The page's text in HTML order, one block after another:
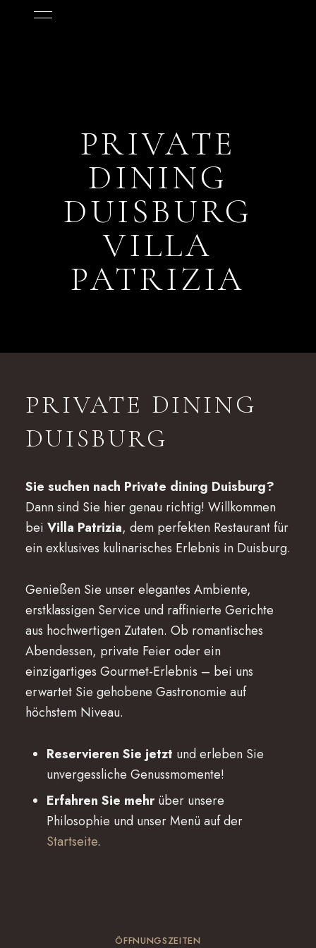
PRIVATE
DINING
DUISBURG
VILLA
PATRIZIA
PRIVATE DINING
DUISBURG
Sie suchen nach Private dining Duisburg?
Dann sind Sie hier genau richtig! Willkommen
bei Villa Patrizia, dem perfekten Restaurant für
ein exklusives kulinarisches Erlebnis in Duisburg.
Genießen Sie unser elegantes Ambiente,
erstklassigen Service und raffinierte Gerichte
aus hochwertigen Zutaten. Ob romantisches
Abendessen, private Feier oder ein
einzigartiges Gourmet-Erlebnis – bei uns
erwartet Sie gehobene Gastronomie auf
höchstem Niveau.
Reservieren Sie jetzt und erleben Sie
unvergessliche Genussmomente!
Erfahren Sie mehrüber unsere
Philosophie und unser Menü auf der
Startseite.
ÖFFNUNGSZEITEN